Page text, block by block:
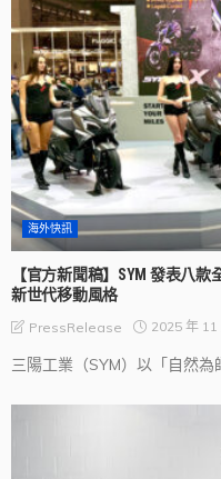
海外快訊
【官方新聞稿】SYM 發表八
新世代移動風格
PressRelease 2025 年 11
三陽工業（SYM）以「自然為